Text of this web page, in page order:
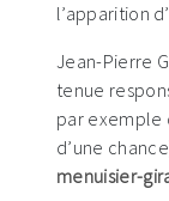
l’apparition
Jean-Pierre
tenue
par exemple
d’une
menuisier-